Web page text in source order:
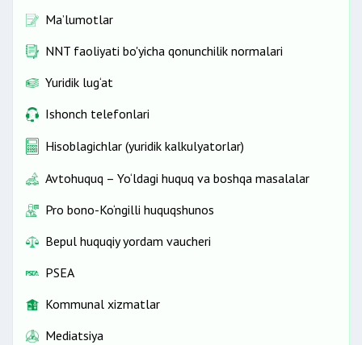
Ma’lumotlar
NNT faoliyati bo'yicha qonunchilik normalari
Yuridik lug‘at
Ishonch telefonlari
Hisoblagichlar (yuridik kalkulyatorlar)
Avtohuquq – Yo‘ldagi huquq va boshqa masalalar
Pro bono-Ko‘ngilli huquqshunos
Bepul huquqiy yordam vaucheri
PSEA
Kommunal xizmatlar
Mediatsiya